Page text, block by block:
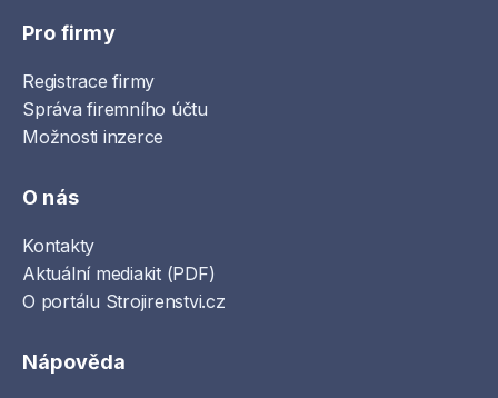
Pro firmy
Registrace firmy
Správa firemního účtu
Možnosti inzerce
O nás
Kontakty
Aktuální mediakit (PDF)
O portálu Strojirenstvi.cz
Nápověda